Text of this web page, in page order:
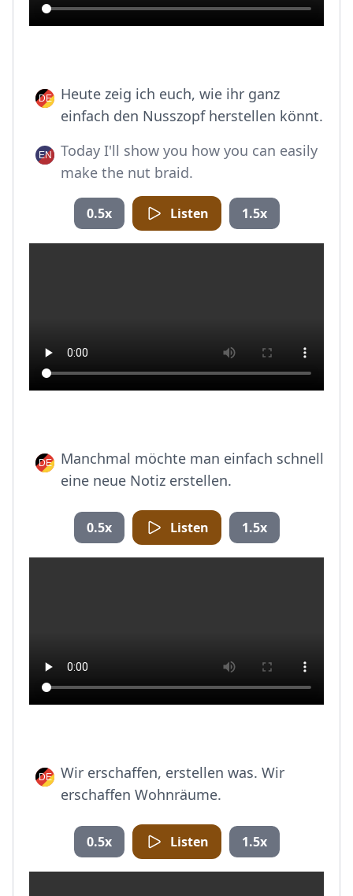
Heute zeig ich euch, wie ihr ganz
einfach den Nusszopf herstellen könnt.
Today I'll show you how you can easily
make the nut braid.
0.5x Listen 1.5x
Manchmal möchte man einfach schnell
eine neue Notiz erstellen.
0.5x Listen 1.5x
Wir erschaffen, erstellen was. Wir
erschaffen Wohnräume.
0.5x Listen 1.5x